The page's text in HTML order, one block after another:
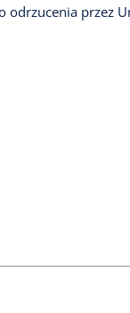
odrzucenia przez